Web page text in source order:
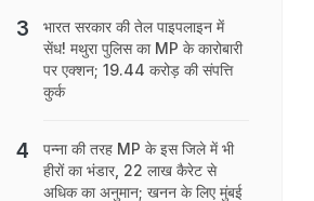
भारत सरकार की तेल पाइपलाइन में
सेंध! मथुरा पुलिस का MP के कारोबारी
पर एक्शन; 19.44 करोड़ की संपत्ति
कुर्क
पन्ना की तरह MP के इस जिले में भी
हीरों का भंडार, 22 लाख कैरेट से
अधिक का अनुमान; खनन के लिए मुंबई